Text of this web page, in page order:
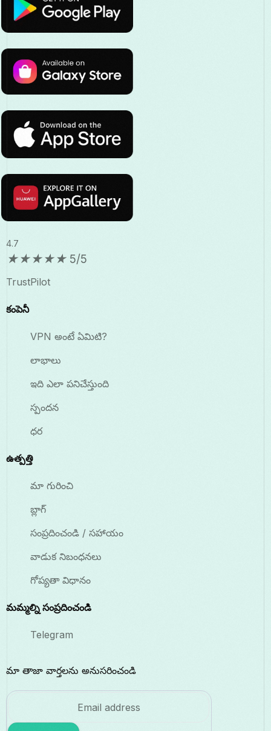
4.7
★★★★★ 5/5
TrustPilot
కంపెనీ
VPN అంటే ఏమిటి?
లాభాలు
ఇది ఎలా పనిచేస్తుంది
స్పందన
ధర
ఉత్పత్తి
మా గురించి
బ్లాగ్
సంప్రదించండి / సహాయం
వాడుక నిబంధనలు
గోప్యతా విధానం
మమ్మల్ని సంప్రదించండి
Telegram
మా తాజా వార్తలను అనుసరించండి